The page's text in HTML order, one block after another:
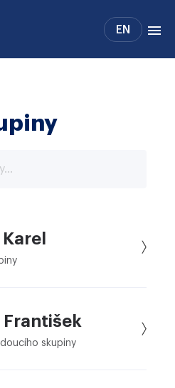
EN
František
skupiny